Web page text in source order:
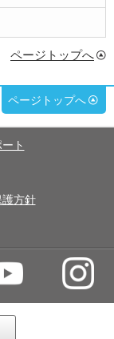
ページトップへ
ページトップへ
ト
方針